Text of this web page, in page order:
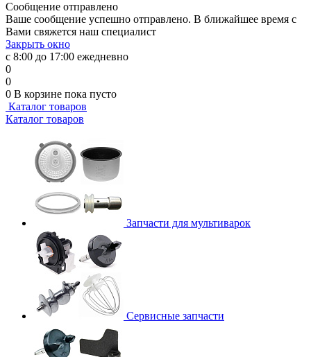
Сообщение отправлено
Ваше сообщение успешно отправлено. В ближайшее время с
Вами свяжется наш специалист
Закрыть окно
с 8:00 до 17:00 ежедневно
0
0
0 В корзине пока пусто
Каталог товаров
Каталог товаров
Запчасти для мультиварок
Сервисные запчасти